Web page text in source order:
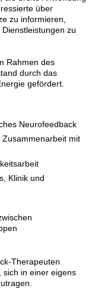
über
zu informieren,
zu
Rahmen des
durch das
gefördert.
Neurofeedback
mit
Klinik und
Therapeuten
sich in einer eigens